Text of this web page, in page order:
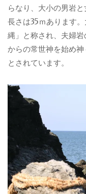
らなり、大小の男岩
長さは35ｍあります
縄」と称され、夫婦
からの常世神を始め
とされています。